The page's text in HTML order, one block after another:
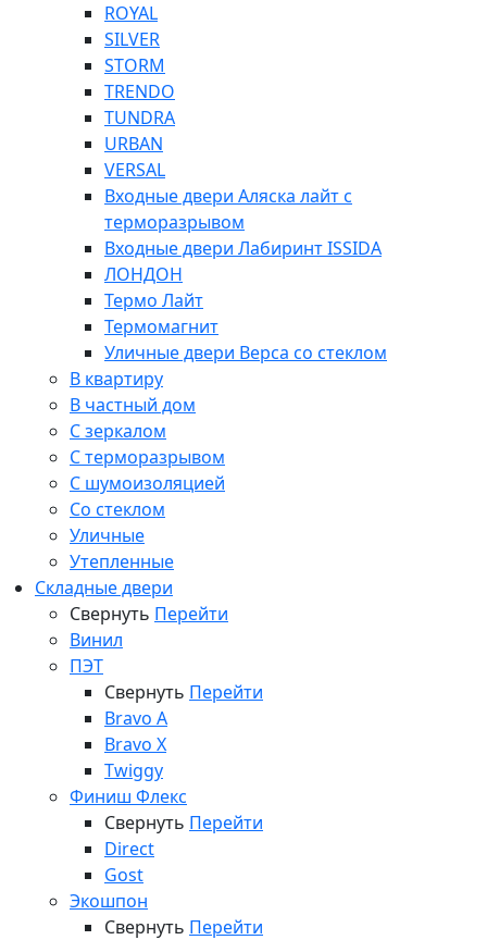
ROYAL
SILVER
STORM
TRENDO
TUNDRA
URBAN
VERSAL
Входные двери Аляска лайт с
терморазрывом
Входные двери Лабиринт ISSIDA
ЛОНДОН
Термо Лайт
Термомагнит
Уличные двери Верса со стеклом
В квартиру
В частный дом
С зеркалом
С терморазрывом
С шумоизоляцией
Со стеклом
Уличные
Утепленные
Складные двери
Свернуть Перейти
Винил
ПЭТ
Свернуть Перейти
Bravo A
Bravo X
Twiggy
Финиш Флекс
Свернуть Перейти
Direct
Gost
Экошпон
Свернуть Перейти